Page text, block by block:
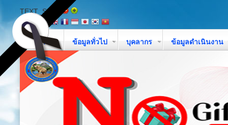
TEXT_SIZE
หน้าหลัก ข้อมูลทั่วไป บุคลากร ข้อมูลดำเนินงาน